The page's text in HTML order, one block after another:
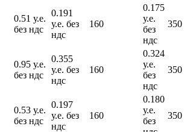
0.51 у.е.
без ндс
0.191
у.е. без
ндс
160
0.175
у.е.
без
ндс
350
0.95 у.е.
без ндс
0.355
у.е. без
ндс
160
0.324
у.е.
без
ндс
350
0.53 у.е.
без ндс
0.197
у.е. без
ндс
160
0.180
у.е.
без
350